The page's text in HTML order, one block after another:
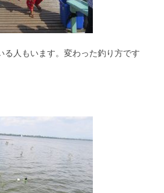
る人もいます。変わった釣り方です